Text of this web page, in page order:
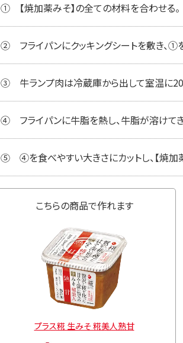
①
【焼加薬みそ】の全ての材料を合わせる。
② フライパンにクッキングシートを敷き、
③ 牛ランプ肉は冷蔵庫から出して室温に20
④ フライパンに牛脂を熱し、牛脂が溶けて
⑤ ④を食べやすい大きさにカットし、【焼加
こちらの商品で作れます
プラス糀 生みそ 糀美人熟甘